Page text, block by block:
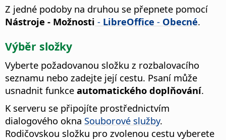
Z jedné podoby na druhou se přepnete pomocí
Nástroje - Možnosti - LibreOffice - Obecné.
Výběr složky
Vyberte požadovanou složku z rozbalovacího
seznamu nebo zadejte její cestu. Psaní může
usnadnit funkce automatického doplňování.
K serveru se připojíte prostřednictvím
dialogového okna Souborové služby.
Rodičovskou složku pro zvolenou cestu vyberete